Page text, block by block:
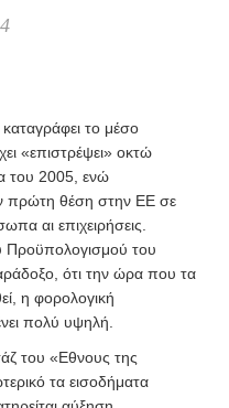
το μέσο
«επιστρέψει» οκτώ
του 2005, ενώ
πρώτη θέση στην ΕΕ σε
αι επιχειρήσεις.
Προϋπολογισμού του
ότι την ώρα που τα
η φορολογική
πολύ υψηλή.
του «Εθνους της
τα εισοδήματα